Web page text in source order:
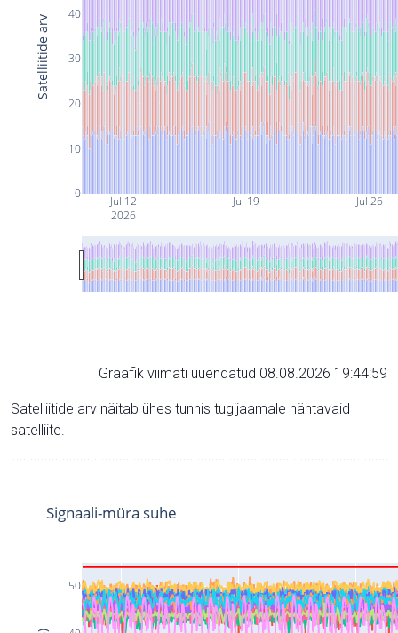
Jul 12
2026
Jul 19 Jul 26
0
10
20
30
40
Satelliitide arv
Graafik viimati uuendatud 08.08.2026 19:44:59
Satelliitide arv näitab ühes tunnis tugijaamale nähtavaid
satelliite.
50
Signaali-müra suhe